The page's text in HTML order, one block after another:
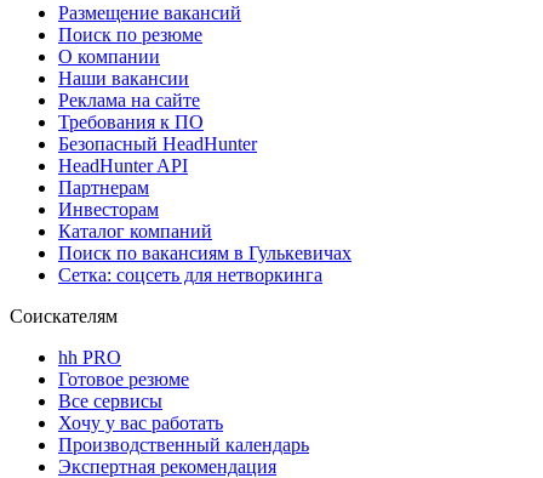
Размещение вакансий
Поиск по резюме
О компании
Наши вакансии
Реклама на сайте
Требования к ПО
Безопасный HeadHunter
HeadHunter API
Партнерам
Инвесторам
Каталог компаний
Поиск по вакансиям в Гулькевичах
Сетка: соцсеть для нетворкинга
Соискателям
hh PRO
Готовое резюме
Все сервисы
Хочу у вас работать
Производственный календарь
Экспертная рекомендация